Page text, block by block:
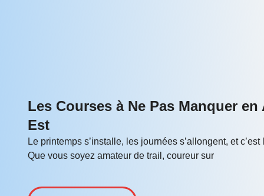
Les Courses à Ne Pas Manquer
Est
Le printemps s’installe, les journées s’allongent, et
Que vous soyez amateur de trail, coureur sur